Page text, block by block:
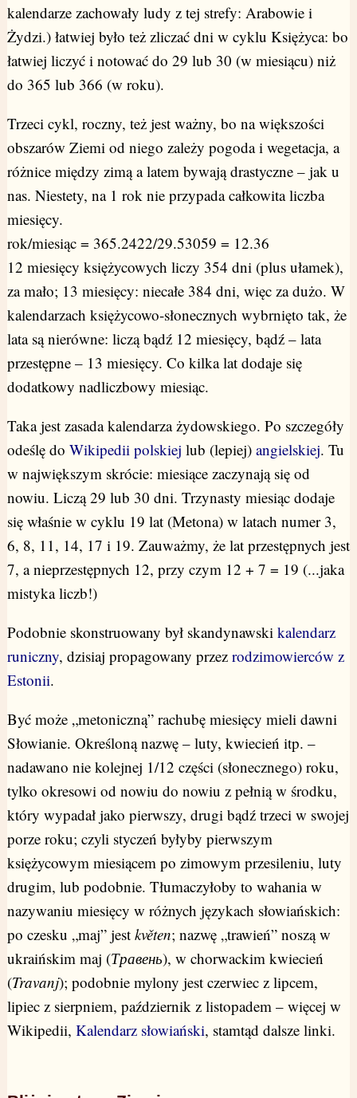
kalendarze zachowały ludy z tej strefy: Arabowie i
Żydzi.) łatwiej było też zliczać dni w cyklu Księżyca: bo
łatwiej liczyć i notować do 29 lub 30 (w miesiącu) niż
do 365 lub 366 (w roku).
Trzeci cykl, roczny, też jest ważny, bo na większości
obszarów Ziemi od niego zależy pogoda i wegetacja, a
różnice między zimą a latem bywają drastyczne – jak u
nas. Niestety, na 1 rok nie przypada całkowita liczba
miesięcy.
rok/miesiąc = 365.2422/29.53059 = 12.36
12 miesięcy księżycowych liczy 354 dni (plus ułamek),
za mało; 13 miesięcy: niecałe 384 dni, więc za dużo. W
kalendarzach księżycowo-słonecznych wybrnięto tak, że
lata są nierówne: liczą bądź 12 miesięcy, bądź – lata
przestępne – 13 miesięcy. Co kilka lat dodaje się
dodatkowy nadliczbowy miesiąc.
Taka jest zasada kalendarza żydowskiego. Po szczegóły
odeślę do Wikipedii polskiej lub (lepiej) angielskiej. Tu
w największym skrócie: miesiące zaczynają się od
nowiu. Liczą 29 lub 30 dni. Trzynasty miesiąc dodaje
się właśnie w cyklu 19 lat (Metona) w latach numer 3,
6, 8, 11, 14, 17 i 19. Zauważmy, że lat przestępnych jest
7, a nieprzestępnych 12, przy czym 12 + 7 = 19 (...jaka
mistyka liczb!)
Podobnie skonstruowany był skandynawski kalendarz
runiczny, dzisiaj propagowany przez rodzimowierców z
Estonii.
Być może „metoniczną” rachubę miesięcy mieli dawni
Słowianie. Określoną nazwę – luty, kwiecień itp. –
nadawano nie kolejnej 1/12 części (słonecznego) roku,
tylko okresowi od nowiu do nowiu z pełnią w środku,
który wypadał jako pierwszy, drugi bądź trzeci w swojej
porze roku; czyli styczeń byłyby pierwszym
księżycowym miesiącem po zimowym przesileniu, luty
drugim, lub podobnie. Tłumaczyłoby to wahania w
nazywaniu miesięcy w różnych językach słowiańskich:
po czesku „maj” jest květen; nazwę „trawień” noszą w
ukraińskim maj (Травень), w chorwackim kwiecień
(Travanj); podobnie mylony jest czerwiec z lipcem,
lipiec z sierpniem, październik z listopadem – więcej w
Wikipedii, Kalendarz słowiański, stamtąd dalsze linki.